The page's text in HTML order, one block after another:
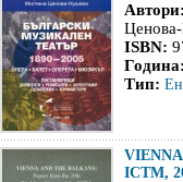
ISBN:
Тип:
ICTM,